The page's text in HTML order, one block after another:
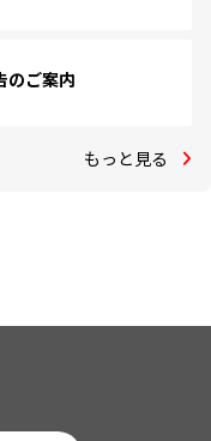
のご案内
もっと見る